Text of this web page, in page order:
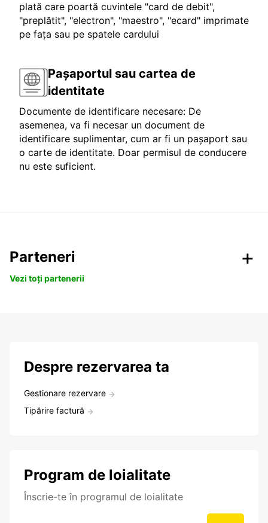
plată care poartă cuvintele "card de debit",
"preplătit", "electron", "maestro", "ecard" imprimate
pe fața sau pe spatele cardului
Pașaportul sau cartea de
identitate
Documente de identificare necesare: De
asemenea, va fi necesar un document de
identificare suplimentar, cum ar fi un pașaport sau
o carte de identitate. Doar permisul de conducere
nu este suficient.
Parteneri
Vezi toți partenerii
Despre rezervarea ta
Gestionare rezervare
Tipărire factură
Program de loialitate
Înscrie-te în programul de loialitate